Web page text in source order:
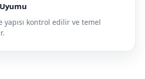
yapısı kontrol edilir ve temel